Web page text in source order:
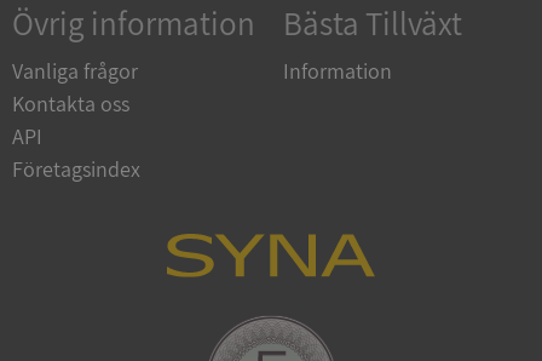
Övrig information
Vanliga frågor
Kontakta oss
API
Företagsindex
Bästa Tillväxt
Information
__RequestVerificationToken
Microsoft